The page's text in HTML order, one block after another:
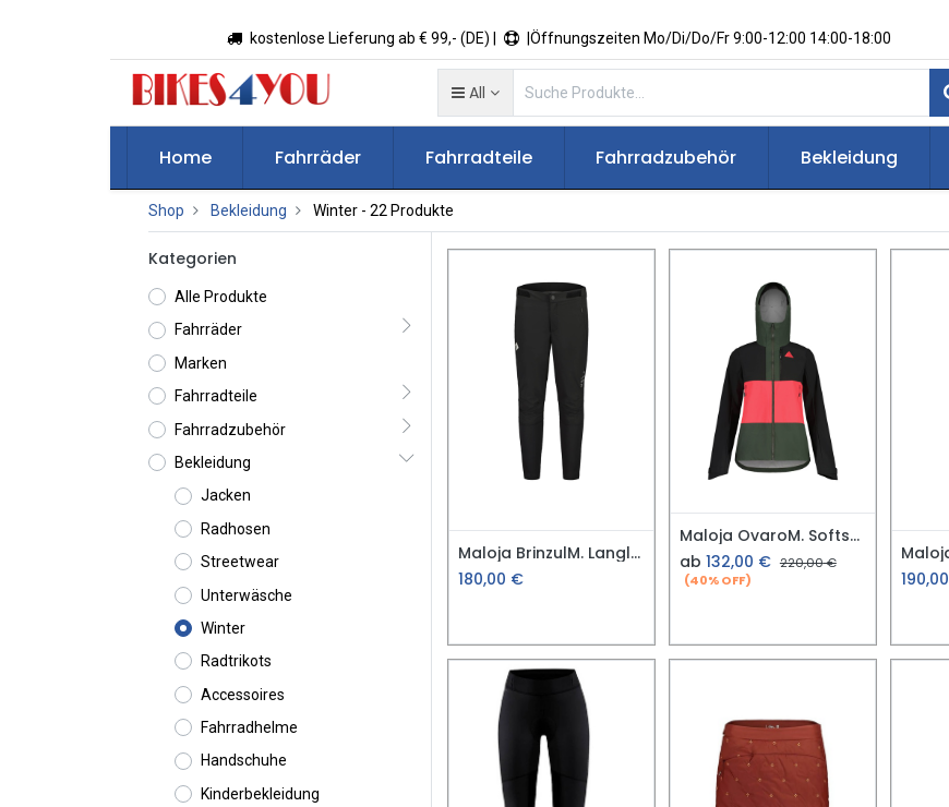
kostenlose Lieferung ab € 99,- (DE) | |Öffnungszeiten Mo/Di/Do/Fr 9:00-12:00 14:00-18:00
All
Home Fahrräder Fahrradteile Fahrradzubehör Bekleidung
Shop Bekleidung Winter- 22 Produkte
Kategorien
Alle Produkte
Fahrräder
Marken
Fahrradteile
Fahrradzubehör
Bekleidung
Jacken
Radhosen
Streetwear
Unterwäsche
Winter
Radtrikots
Accessoires
Fahrradhelme
Handschuhe
Kinderbekleidung
Maloja BrinzulM. Langlauf Softshell Hose
180,00 €
Maloja OvaroM. Softshell Jacke
ab 132,00 € 220,00€
(40% OFF)
190,00